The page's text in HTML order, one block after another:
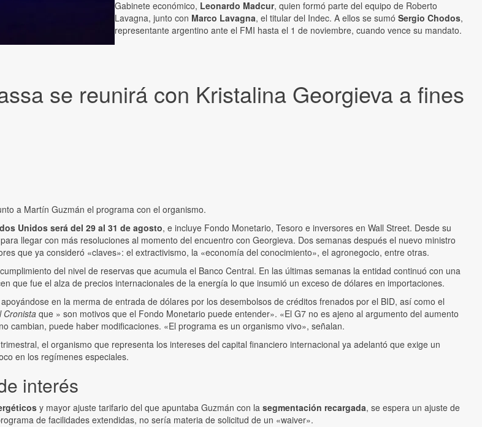
se reunirá con Kristalina Georgieva a fines
Gabinete económico, Leonardo Madcur, quien formó parte del equipo de Roberto
Lavagna, junto con Marco Lavagna, el titular del Indec. A ellos se sumó Sergio Chodos,
representante argentino ante el FMI hasta el 1 de noviembre, cuando vence su mandato.
a Martín Guzmán el programa con el organismo.
Unidos será del 29 al 31 de agosto, e incluye Fondo Monetario, Tesoro e inversores en Wall Street. Desde su
llegar con más resoluciones al momento del encuentro con Georgieva. Dos semanas después el nuevo ministro
que ya consideró «claves»: el extractivismo, la «economía del conocimiento», el agronegocio, entre otras.
del nivel de reservas que acumula el Banco Central. En las últimas semanas la entidad continuó con una
que fue el alza de precios internacionales de la energía lo que insumió un exceso de dólares en importaciones.
en la merma de entrada de dólares por los desembolsos de créditos frenados por el BID, así como el
Cronistaque » son motivos que el Fondo Monetario puede entender». «El G7 no es ajeno al argumento del aumento
cambian, puede haber modificaciones. «El programa es un organismo vivo», señalan.
el organismo que representa los intereses del capital financiero internacional ya adelantó que exige un
en los regímenes especiales.
interés
y mayor ajuste tarifario del que apuntaba Guzmán con la segmentación recargada, se espera un ajuste de
de facilidades extendidas, no sería materia de solicitud de un «waiver».